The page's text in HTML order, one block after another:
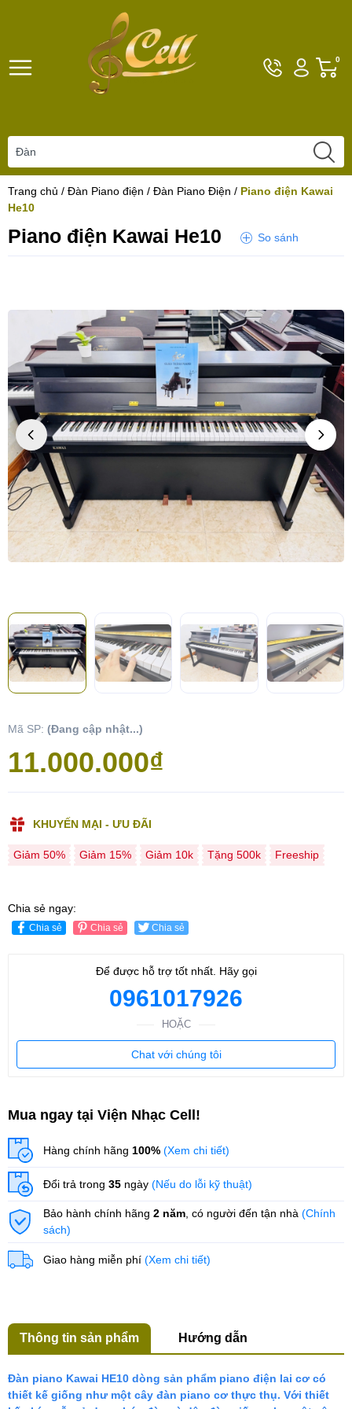
Hotline
0961017926
Tài
khoản
0
Trang chủ / Đàn Piano điện / Đàn Piano Điện / Piano điện Kawai
He10
Piano điện Kawai He10 So sánh
Mã SP: (Đang cập nhật...)
11.000.000₫
KHUYẾN MẠI - ƯU ĐÃI
Giảm 50% Giảm 15% Giảm 10k Tặng 500k Freeship
Chia sẻ ngay:
Chia sẻ Chia sẻ Chia sẻ
Để được hỗ trợ tốt nhất. Hãy gọi
0961017926
HOẶC
Chat với chúng tôi
Mua ngay tại Viện Nhạc Cell!
Hàng chính hãng 100% (Xem chi tiết)
Đổi trả trong 35 ngày (Nếu do lỗi kỹ thuật)
Bảo hành chính hãng 2 năm , có người đến tận nhà (Chính
sách)
Giao hàng miễn phí (Xem chi tiết)
Thông tin sản phẩm Hướng dẫn
Đàn piano Kawai HE10 dòng sản phẩm piano điện lai cơ có
thiết kế giống như một cây đàn piano cơ thực thụ. Với thiết